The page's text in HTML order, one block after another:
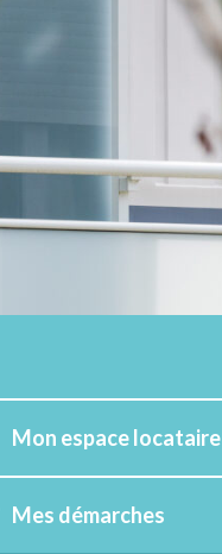
Mon espace locataire
Mes démarches